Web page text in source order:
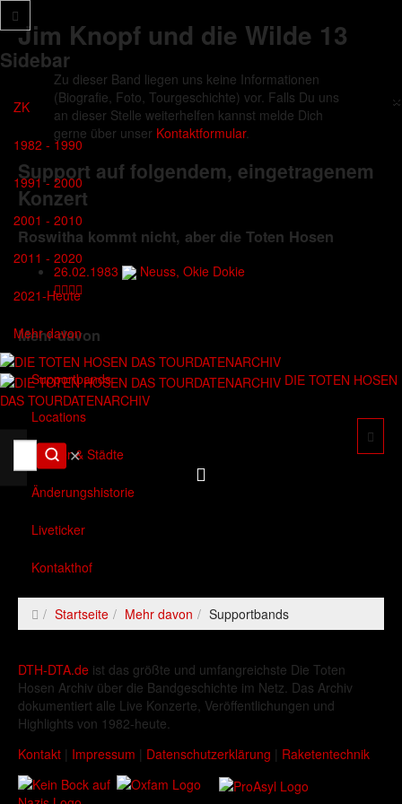
Sidebar
×
ZK
1982 - 1990
1991 - 2000
2001 - 2010
2011 - 2020
2021-Heute
Mehr davon
DIE TOTEN HOSEN
DAS TOURDATENARCHIV
✕
Jim Knopf und die Wilde 13
Zu dieser Band liegen uns keine Informationen
(Biografie, Foto, Tourgeschichte) vor. Falls Du uns
an dieser Stelle weiterhelfen kannst melde Dich
gerne über unser Kontaktformular.
Support auf folgendem, eingetragenem
Konzert
Roswitha kommt nicht, aber die Toten Hosen
26.02.1983 Neuss, Okie Dokie
Mehr davon
Supportbands
Locations
Länder & Städte
Änderungshistorie
Liveticker
Kontakthof
Startseite Mehr davon Supportbands
DTH-DTA.de ist das größte und umfangreichste Die Toten
Hosen Archiv über die Bandgeschichte im Netz. Das Archiv
dokumentiert alle Live Konzerte, Veröffentlichungen und
Highlights von 1982-heute.
Kontakt | Impressum | Datenschutzerklärung | Raketentechnik